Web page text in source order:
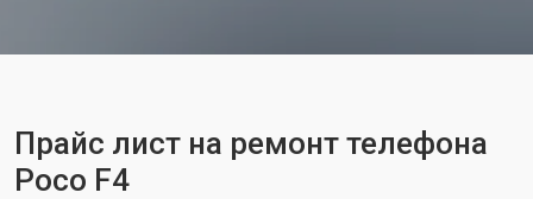
Прайс лист на ремонт телефона
Poco F4